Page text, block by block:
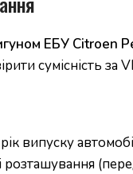
ЕБУ Citroen
сумісність за
випуску
розташування